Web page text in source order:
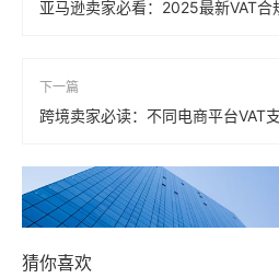
亚马逊卖家必看：2025最新VAT
下一篇
跨境卖家必读：不同电商平台VAT
猜你喜欢